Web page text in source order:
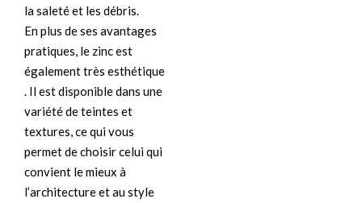
la saleté et les débris.
En plus de ses avantages
pratiques, le zinc est
également très esthétique
. Il est disponible dans une
variété de teintes et
textures, ce qui vous
permet de choisir celui qui
convient le mieux à
l’architecture et au style